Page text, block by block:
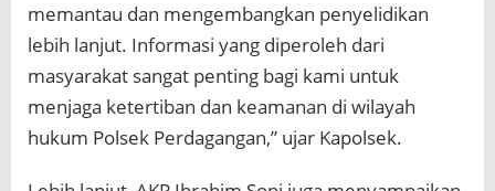
memantau dan mengembangkan penyelidikan
lebih lanjut. Informasi yang diperoleh dari
masyarakat sangat penting bagi kami untuk
menjaga ketertiban dan keamanan di wilayah
hukum Polsek Perdagangan,” ujar Kapolsek.